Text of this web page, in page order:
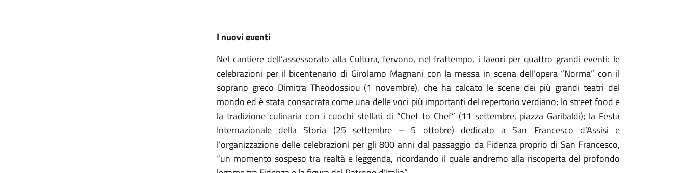
I nuovi eventi
Nel cantiere dell’assessorato alla Cultura, fervono, nel frattempo, i lavori per quattro grandi eventi: le
celebrazioni per il bicentenario di Girolamo Magnani con la messa in scena dell’opera “Norma” con il
soprano greco Dimitra Theodossiou (1 novembre), che ha calcato le scene dei più grandi teatri del
mondo ed è stata consacrata come una delle voci più importanti del repertorio verdiano; lo street food e
la tradizione culinaria con i cuochi stellati di “Chef to Chef” (11 settembre, piazza Garibaldi); la Festa
Internazionale della Storia (25 settembre – 5 ottobre) dedicato a San Francesco d’Assisi e
l’organizzazione delle celebrazioni per gli 800 anni dal passaggio da Fidenza proprio di San Francesco,
“un momento sospeso tra realtà e leggenda, ricordando il quale andremo alla riscoperta del profondo